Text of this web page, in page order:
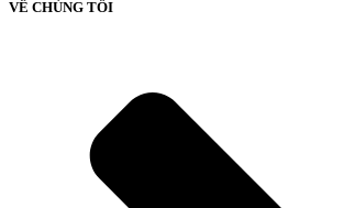
VỀ CHÚNG TÔI